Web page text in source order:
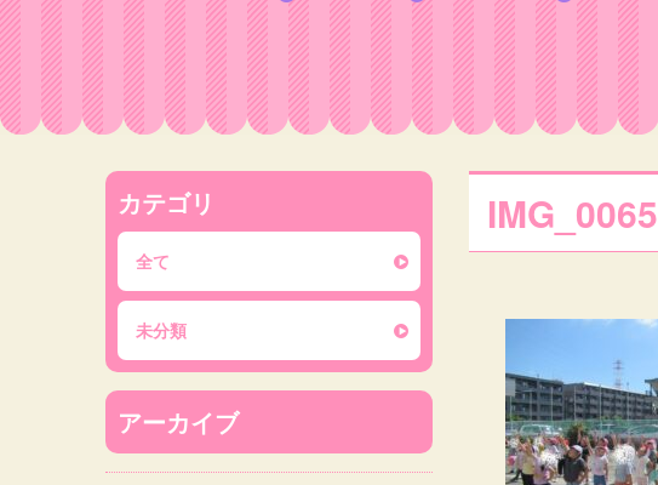
IMG_0065
カテゴリ
全て
未分類
アーカイブ